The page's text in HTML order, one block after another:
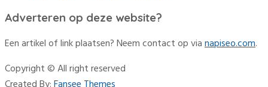
Adverteren op deze website?
Een artikel of link plaatsen? Neem contact op vianapiseo.com.
Copyright © All right reserved